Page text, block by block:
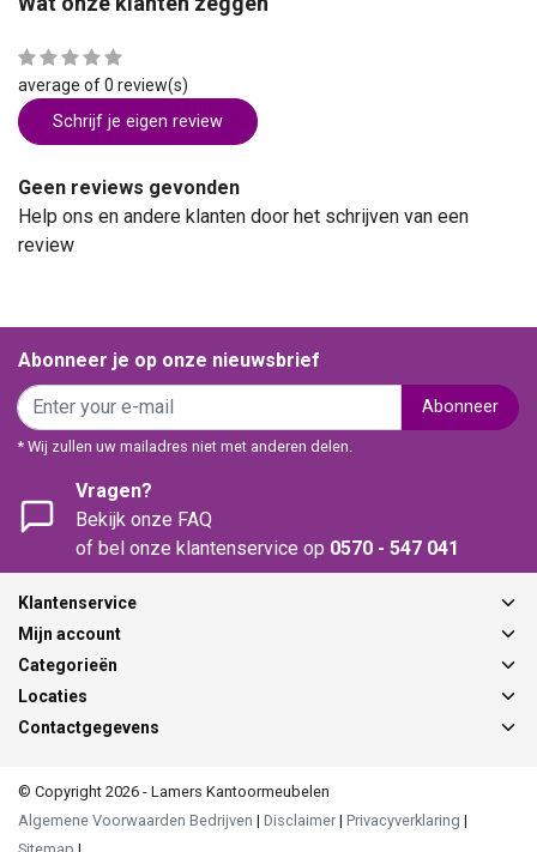
average of 0 review(s)
Schrijf je eigen review
Geen reviews gevonden
Help ons en andere klanten door het schrijven van een
review
Abonneer je op onze nieuwsbrief
Abonneer
* Wij zullen uw mailadres niet met anderen delen.
Vragen?
Bekijk onze FAQ
of bel onze klantenservice op 0570 - 547 041
Klantenservice
Mijn account
Categorieën
Locaties
Contactgegevens
© Copyright 2026 - Lamers Kantoormeubelen
Algemene Voorwaarden Bedrijven | Disclaimer | Privacyverklaring |